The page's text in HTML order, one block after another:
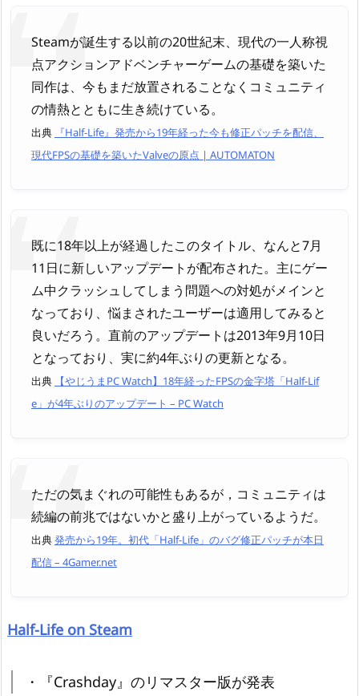
Steamが誕生する以前の20世紀末、現代の一人称視
点アクションアドベンチャーゲームの基礎を築いた
同作は、今もまだ放置されることなくコミュニティ
の情熱とともに生き続けている。
出典
『Half-Life』発売から19年経った今も修正パッチを配信、
現代FPSの基礎を築いたValveの原点 | AUTOMATON
既に18年以上が経過したこのタイトル、なんと7月
11日に新しいアップデートが配布された。主にゲー
ム中クラッシュしてしまう問題への対処がメインと
なっており、悩まされたユーザーは適用してみると
良いだろう。直前のアップデートは2013年9月10日
となっており、実に約4年ぶりの更新となる。
出典
【やじうまPC Watch】18年経ったFPSの金字塔「Half-Lif
e」が4年ぶりのアップデート – PC Watch
ただの気まぐれの可能性もあるが，コミュニティは
続編の前兆ではないかと盛り上がっているようだ。
出典発売から19年。初代「Half-Life」のバグ修正パッチが本日
配信 – 4Gamer.net
Half-Life on Steam
・『Crashday』のリマスター版が発表